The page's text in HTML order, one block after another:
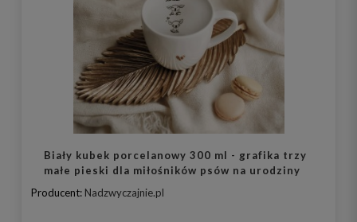
Biały kubek porcelanowy 300 ml - grafika trzy
małe pieski dla miłośników psów na urodziny
Producent: Nadzwyczajnie.pl